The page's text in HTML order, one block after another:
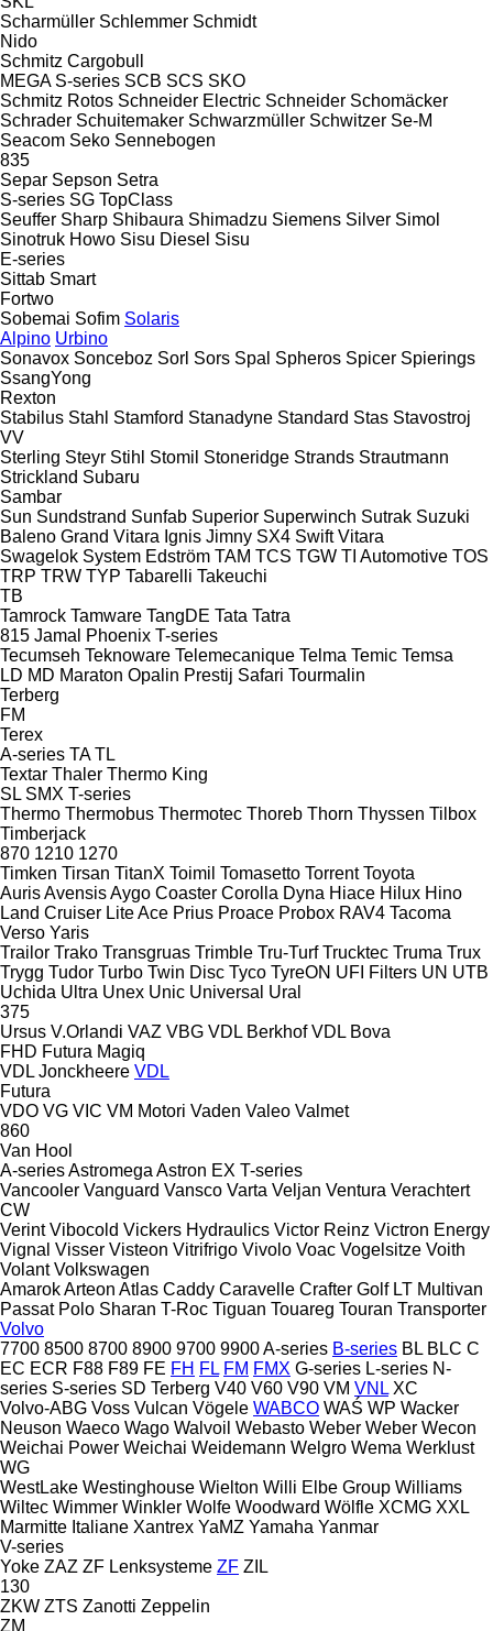
Scharmüller Schlemmer Schmidt
Nido
Schmitz Cargobull
MEGA S-series SCB SCS SKO
Schmitz Rotos Schneider Electric Schneider Schomäcker
Schrader Schuitemaker Schwarzmüller Schwitzer Se-M
Seacom Seko Sennebogen
835
Separ Sepson Setra
S-series SG TopClass
Seuffer Sharp Shibaura Shimadzu Siemens Silver Simol
Sinotruk Howo Sisu Diesel Sisu
E-series
Sittab Smart
Fortwo
Sobemai Sofim Solaris
Alpino Urbino
Sonavox Sonceboz Sorl Sors Spal Spheros Spicer Spierings
SsangYong
Rexton
Stabilus Stahl Stamford Stanadyne Standard Stas Stavostroj
VV
Sterling Steyr Stihl Stomil Stoneridge Strands Strautmann
Strickland Subaru
Sambar
Sun Sundstrand Sunfab Superior Superwinch Sutrak Suzuki
Baleno Grand Vitara Ignis Jimny SX4 Swift Vitara
Swagelok System Edström TAM TCS TGW TI Automotive TOS
TRP TRW TYP Tabarelli Takeuchi
TB
Tamrock Tamware TangDE Tata Tatra
815 Jamal Phoenix T-series
Tecumseh Teknoware Telemecanique Telma Temic Temsa
LD MD Maraton Opalin Prestij Safari Tourmalin
Terberg
FM
Terex
A-series TA TL
Textar Thaler Thermo King
SL SMX T-series
Thermo Thermobus Thermotec Thoreb Thorn Thyssen Tilbox
Timberjack
870 1210 1270
Timken Tirsan TitanX Toimil Tomasetto Torrent Toyota
AurisAvensisAygo Coaster Corolla Dyna Hiace Hilux Hino
Land Cruiser Lite Ace Prius Proace Probox RAV4 Tacoma
Verso Yaris
Trailor Trako Transgruas Trimble Tru-Turf Trucktec Truma Trux
Trygg Tudor Turbo Twin Disc Tyco TyreON UFI Filters UN UTB
Uchida Ultra Unex Unic Universal Ural
375
Ursus V.Orlandi VAZ VBG VDL Berkhof VDL Bova
FHD Futura Magiq
VDL Jonckheere VDL
Futura
VDO VG VIC VM Motori Vaden Valeo Valmet
860
Van Hool
A-seriesAstromega Astron EX T-series
Vancooler Vanguard Vansco Varta Veljan Ventura Verachtert
CW
Verint Vibocold Vickers Hydraulics Victor Reinz Victron Energy
Vignal Visser Visteon Vitrifrigo Vivolo Voac Vogelsitze Voith
Volant Volkswagen
AmarokArteon Atlas Caddy Caravelle Crafter Golf LT Multivan
Passat Polo Sharan T-Roc Tiguan Touareg Touran Transporter
Volvo
7700 8500 8700 8900 9700 9900A-series B-series BL BLC C
EC ECR F88 F89 FE FH FL FM FMX G-series L-series N-
series S-series SD Terberg V40 V60 V90 VM VNL XC
Volvo-ABG Voss Vulcan Vögele WABCO WAŚ WP Wacker
Neuson Waeco Wago Walvoil Webasto Weber Weber Wecon
Weichai Power Weichai Weidemann Welgro Wema Werklust
WG
WestLake Westinghouse Wielton Willi Elbe Group Williams
Wiltec Wimmer Winkler Wolfe Woodward Wölfle XCMG XXL
Marmitte Italiane Xantrex YaMZ Yamaha Yanmar
V-series
Yoke ZAZ ZF Lenksysteme ZF ZIL
130
ZKW ZTS Zanotti Zeppelin
ZM